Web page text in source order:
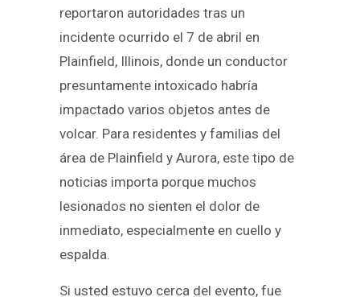
reportaron autoridades tras un
incidente ocurrido el 7 de abril en
Plainfield, Illinois, donde un conductor
presuntamente intoxicado habría
impactado varios objetos antes de
volcar. Para residentes y familias del
área de Plainfield y Aurora, este tipo de
noticias importa porque muchos
lesionados no sienten el dolor de
inmediato, especialmente en cuello y
espalda.
Si usted estuvo cerca del evento, fue